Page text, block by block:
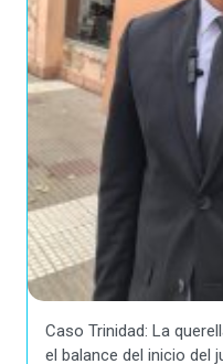
Caso Trinidad: La
el balance del inicio del